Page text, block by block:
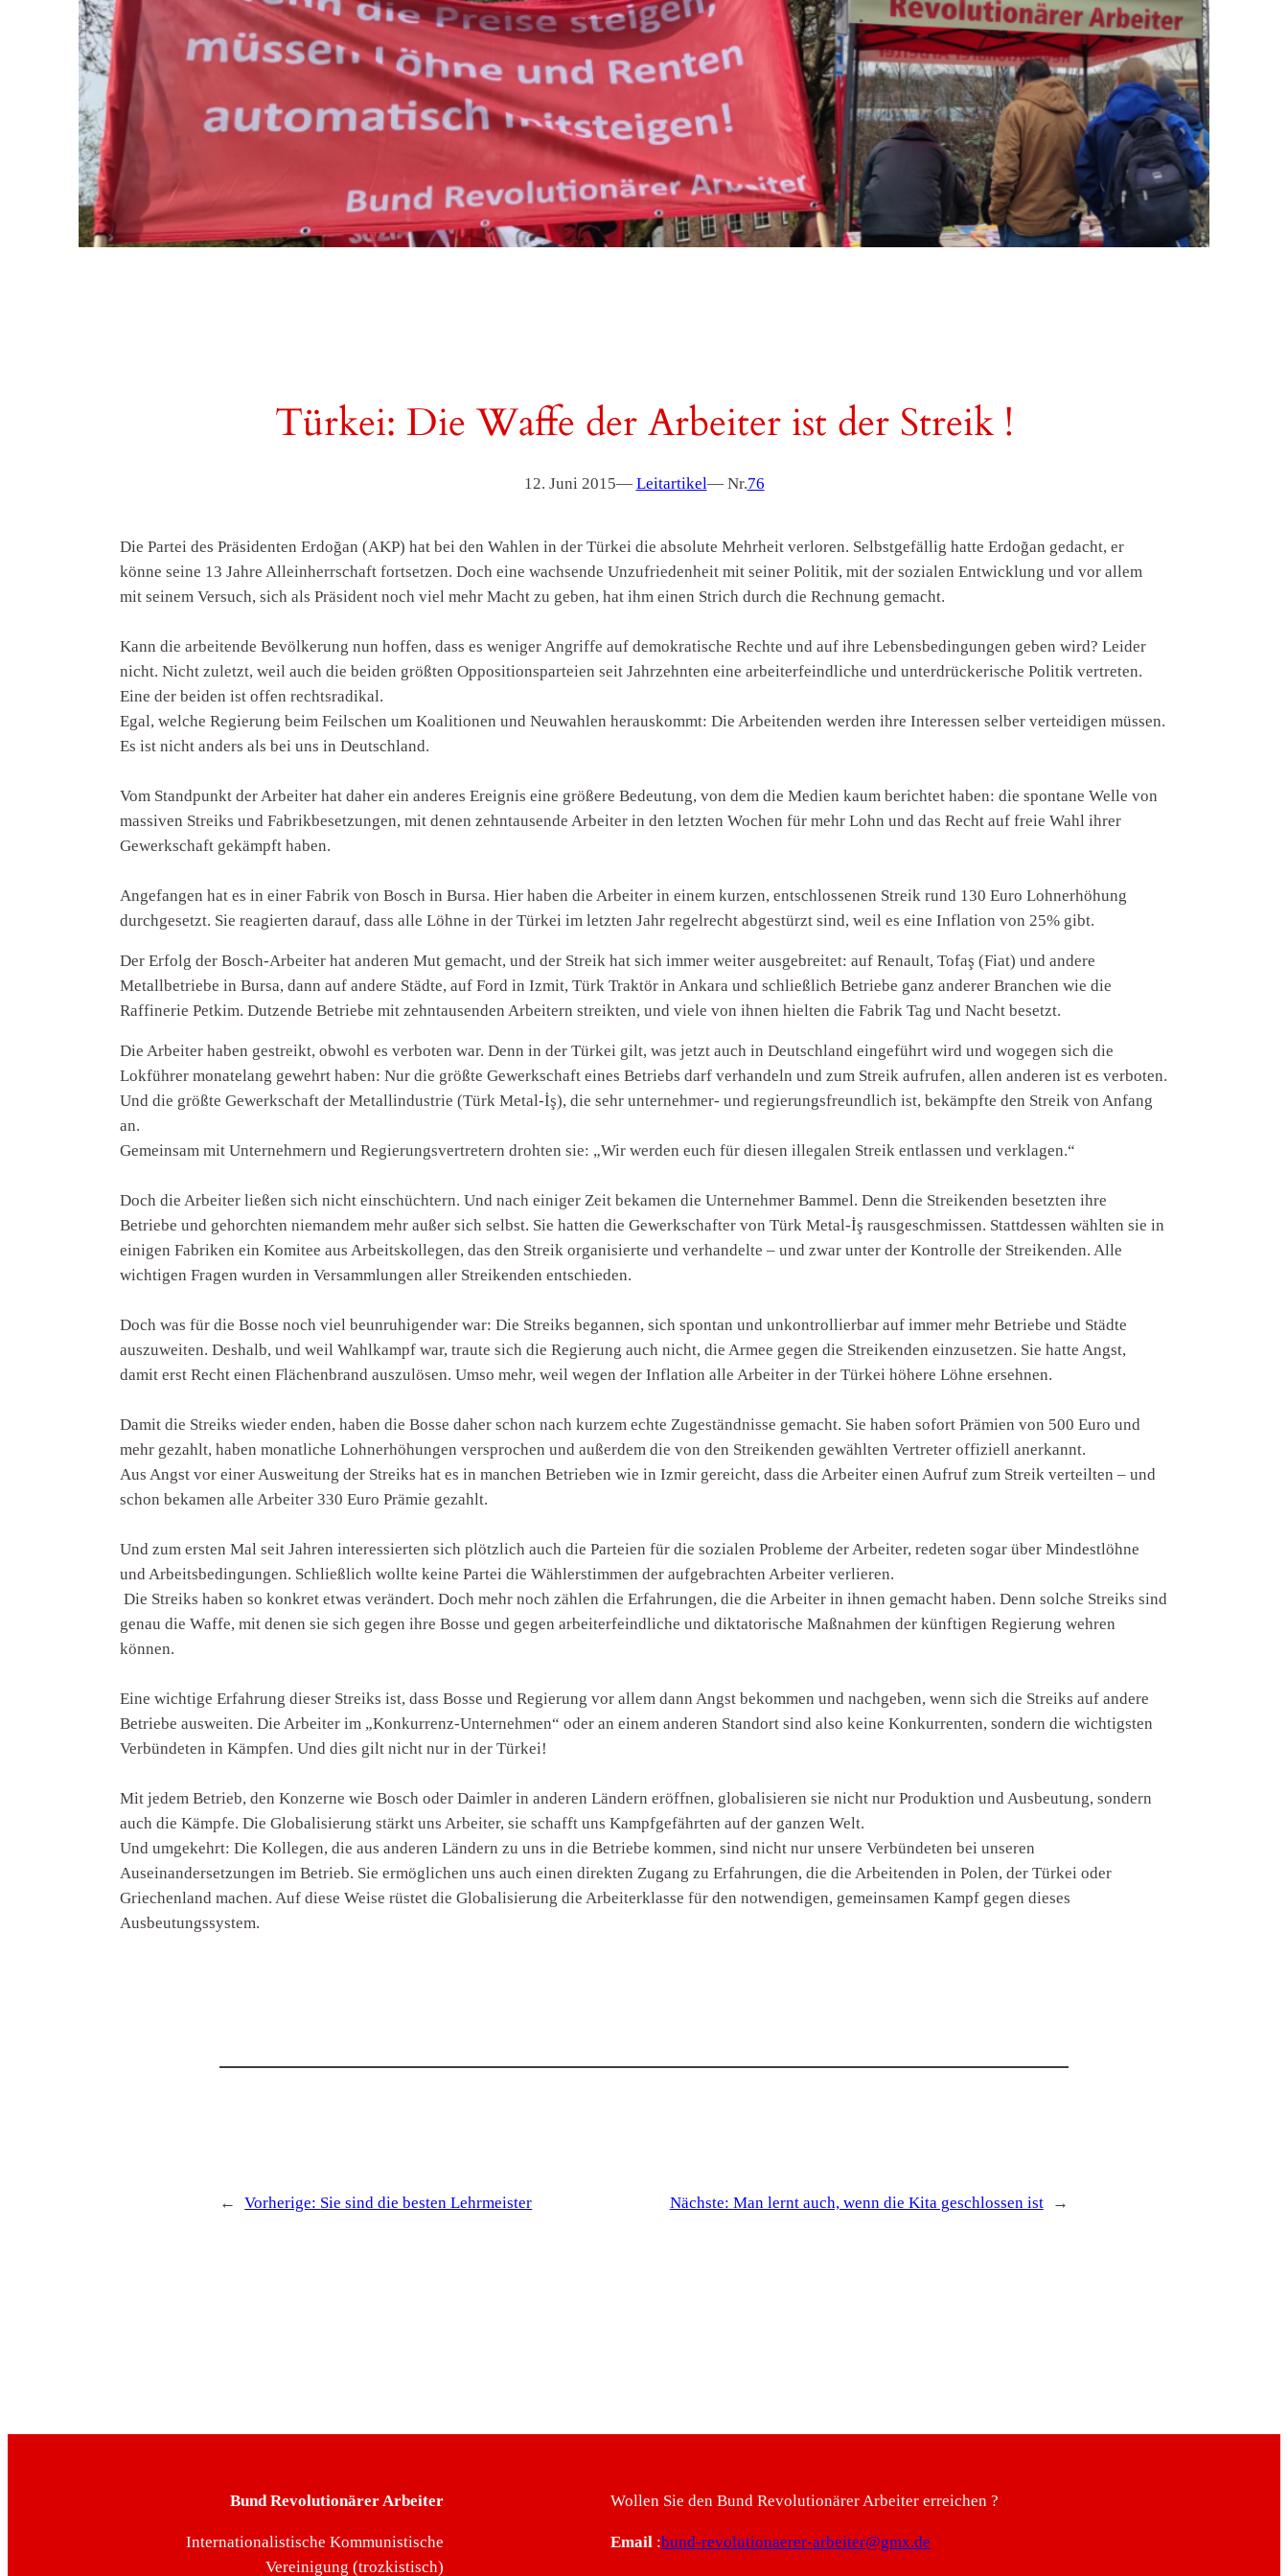
Türkei: Die Waffe der Arbeiter ist der Streik !
12. Juni 2015— Leitartikel— Nr.76
Die Partei des Präsidenten Erdoğan (AKP) hat bei den Wahlen in der Türkei die absolute Mehrheit verloren. Selbstgefällig hatte Erdoğan gedacht, er
könne seine 13 Jahre Alleinherrschaft fortsetzen. Doch eine wachsende Unzufriedenheit mit seiner Politik, mit der sozialen Entwicklung und vor allem
mit seinem Versuch, sich als Präsident noch viel mehr Macht zu geben, hat ihm einen Strich durch die Rechnung gemacht.
Kann die arbeitende Bevölkerung nun hoffen, dass es weniger Angriffe auf demokratische Rechte und auf ihre Lebensbedingungen geben wird? Leider
nicht. Nicht zuletzt, weil auch die beiden größten Oppositionsparteien seit Jahrzehnten eine arbeiterfeindliche und unterdrückerische Politik vertreten.
Eine der beiden ist offen rechtsradikal.
Egal, welche Regierung beim Feilschen um Koalitionen und Neuwahlen herauskommt: Die Arbeitenden werden ihre Interessen selber verteidigen müssen.
Es ist nicht anders als bei uns in Deutschland.
Vom Standpunkt der Arbeiter hat daher ein anderes Ereignis eine größere Bedeutung, von dem die Medien kaum berichtet haben: die spontane Welle von
massiven Streiks und Fabrikbesetzungen, mit denen zehntausende Arbeiter in den letzten Wochen für mehr Lohn und das Recht auf freie Wahl ihrer
Gewerkschaft gekämpft haben.
Angefangen hat es in einer Fabrik von Bosch in Bursa. Hier haben die Arbeiter in einem kurzen, entschlossenen Streik rund 130 Euro Lohnerhöhung
durchgesetzt. Sie reagierten darauf, dass alle Löhne in der Türkei im letzten Jahr regelrecht abgestürzt sind, weil es eine Inflation von 25% gibt.
Der Erfolg der Bosch-Arbeiter hat anderen Mut gemacht, und der Streik hat sich immer weiter ausgebreitet: auf Renault, Tofaş (Fiat) und andere
Metallbetriebe in Bursa, dann auf andere Städte, auf Ford in Izmit, Türk Traktör in Ankara und schließlich Betriebe ganz anderer Branchen wie die
Raffinerie Petkim. Dutzende Betriebe mit zehntausenden Arbeitern streikten, und viele von ihnen hielten die Fabrik Tag und Nacht besetzt.
Die Arbeiter haben gestreikt, obwohl es verboten war. Denn in der Türkei gilt, was jetzt auch in Deutschland eingeführt wird und wogegen sich die
Lokführer monatelang gewehrt haben: Nur die größte Gewerkschaft eines Betriebs darf verhandeln und zum Streik aufrufen, allen anderen ist es verboten.
Und die größte Gewerkschaft der Metallindustrie (Türk Metal-İş), die sehr unternehmer- und regierungsfreundlich ist, bekämpfte den Streik von Anfang
an.
Gemeinsam mit Unternehmern und Regierungsvertretern drohten sie: „Wir werden euch für diesen illegalen Streik entlassen und verklagen.“
Doch die Arbeiter ließen sich nicht einschüchtern. Und nach einiger Zeit bekamen die Unternehmer Bammel. Denn die Streikenden besetzten ihre
Betriebe und gehorchten niemandem mehr außer sich selbst. Sie hatten die Gewerkschafter von Türk Metal-İş rausgeschmissen. Stattdessen wählten sie in
einigen Fabriken ein Komitee aus Arbeitskollegen, das den Streik organisierte und verhandelte – und zwar unter der Kontrolle der Streikenden. Alle
wichtigen Fragen wurden in Versammlungen aller Streikenden entschieden.
Doch was für die Bosse noch viel beunruhigender war: Die Streiks begannen, sich spontan und unkontrollierbar auf immer mehr Betriebe und Städte
auszuweiten. Deshalb, und weil Wahlkampf war, traute sich die Regierung auch nicht, die Armee gegen die Streikenden einzusetzen. Sie hatte Angst,
damit erst Recht einen Flächenbrand auszulösen. Umso mehr, weil wegen der Inflation alle Arbeiter in der Türkei höhere Löhne ersehnen.
Damit die Streiks wieder enden, haben die Bosse daher schon nach kurzem echte Zugeständnisse gemacht. Sie haben sofort Prämien von 500 Euro und
mehr gezahlt, haben monatliche Lohnerhöhungen versprochen und außerdem die von den Streikenden gewählten Vertreter offiziell anerkannt.
Aus Angst vor einer Ausweitung der Streiks hat es in manchen Betrieben wie in Izmir gereicht, dass die Arbeiter einen Aufruf zum Streik verteilten – und
schon bekamen alle Arbeiter 330 Euro Prämie gezahlt.
Und zum ersten Mal seit Jahren interessierten sich plötzlich auch die Parteien für die sozialen Probleme der Arbeiter, redeten sogar über Mindestlöhne
und Arbeitsbedingungen. Schließlich wollte keine Partei die Wählerstimmen der aufgebrachten Arbeiter verlieren.
Die Streiks haben so konkret etwas verändert. Doch mehr noch zählen die Erfahrungen, die die Arbeiter in ihnen gemacht haben. Denn solche Streiks sind
genau die Waffe, mit denen sie sich gegen ihre Bosse und gegen arbeiterfeindliche und diktatorische Maßnahmen der künftigen Regierung wehren
können.
Eine wichtige Erfahrung dieser Streiks ist, dass Bosse und Regierung vor allem dann Angst bekommen und nachgeben, wenn sich die Streiks auf andere
Betriebe ausweiten. Die Arbeiter im „Konkurrenz-Unternehmen“ oder an einem anderen Standort sind also keine Konkurrenten, sondern die wichtigsten
Verbündeten in Kämpfen. Und dies gilt nicht nur in der Türkei!
Mit jedem Betrieb, den Konzerne wie Bosch oder Daimler in anderen Ländern eröffnen, globalisieren sie nicht nur Produktion und Ausbeutung, sondern
auch die Kämpfe. Die Globalisierung stärkt uns Arbeiter, sie schafft uns Kampfgefährten auf der ganzen Welt.
Und umgekehrt: Die Kollegen, die aus anderen Ländern zu uns in die Betriebe kommen, sind nicht nur unsere Verbündeten bei unseren
Auseinandersetzungen im Betrieb. Sie ermöglichen uns auch einen direkten Zugang zu Erfahrungen, die die Arbeitenden in Polen, der Türkei oder
Griechenland machen. Auf diese Weise rüstet die Globalisierung die Arbeiterklasse für den notwendigen, gemeinsamen Kampf gegen dieses
Ausbeutungssystem.
← Vorherige: Sie sind die besten Lehrmeister Nächste: Man lernt auch, wenn die Kita geschlossen ist →
Bund Revolutionärer Arbeiter
Internationalistische Kommunistische
Vereinigung (trozkistisch)
Wollen Sie den Bund Revolutionärer Arbeiter erreichen ?
Email:bund-revolutionaerer-arbeiter@gmx.de